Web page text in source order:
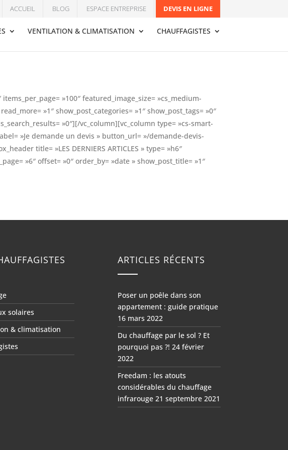
ACCUEIL BLOG ESPACE ENTREPRISE DEVIS EN LIGNE
VENTILATION & CLIMATISATION CHAUFFAGISTES
»100″ featured_image_size= »cs_medium-
»1″ show_post_categories= »1″ show_post_tags= »0″
»0″][/vc_column][vc_column type= »cs-smart-
»Je demande un devis » button_url= »/demande-devis-
title= »LES DERNIERS ARTICLES » type= »h6″
»6″ offset= »0″ order_by= »date » show_post_title= »1″
solaires
& climatisation
ARTICLES RÉCENTS
Poser un poêle dans son
appartement : guide pratique
16 mars 2022
Du chauffage par le sol ? Et
pourquoi pas ?! 24 février
2022
Freedam : les atouts
considérables du chauffage
infrarouge 21 septembre 2021